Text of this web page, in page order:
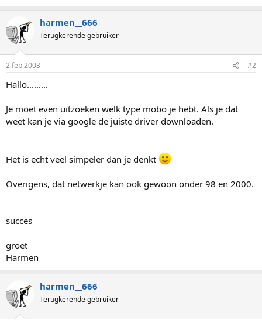
harmen__666
Terugkerende gebruiker
2 feb 2003 #2
Hallo.........
Je moet even uitzoeken welk type mobo je hebt. Als je dat
weet kan je via google de juiste driver downloaden.
Het is echt veel simpeler dan je denkt
Overigens, dat netwerkje kan ook gewoon onder 98 en 2000.
succes
groet
Harmen
harmen__666
Terugkerende gebruiker